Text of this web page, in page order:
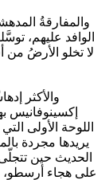
والمفارقةُ
الوافد عليهم،
لا تخلو الأرضُ من
والأكثر
إكسينوفانيس
اللوحة الأولى
يريدها مجردة
الحديث حين
على هجاء أرسطو،